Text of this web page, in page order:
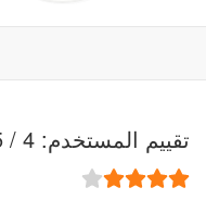
تقييم المستخدم: 4
/